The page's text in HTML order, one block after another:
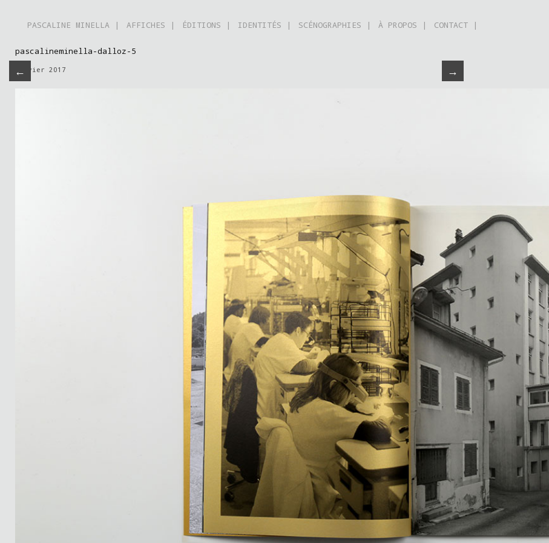
PASCALINE MINELLA | AFFICHES | ÉDITIONS | IDENTITÉS | SCÉNOGRAPHIES | À PROPOS | CONTACT |
← →
pascalineminella-dalloz-5
janvier 2017